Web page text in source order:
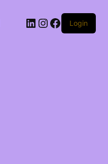
LinkedIn
Instagram
Facebook
Login